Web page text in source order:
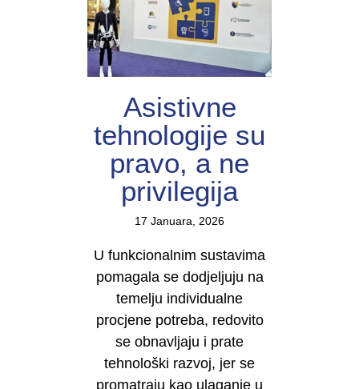
Asistivne
tehnologije su
pravo, a ne
privilegija
17 Januara, 2026
U funkcionalnim sustavima
pomagala se dodjeljuju na
temelju individualne
procjene potreba, redovito
se obnavljaju i prate
tehnološki razvoj, jer se
promatraju kao ulaganje u